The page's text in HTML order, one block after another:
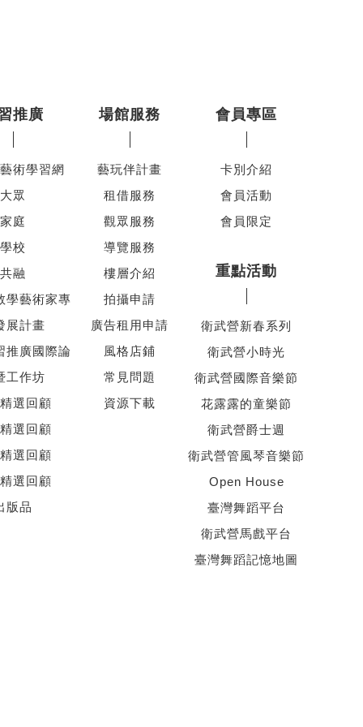
推廣
術學習網
大眾
家庭
學校
共融
學藝術家專
展計畫
推廣國際論
工作坊
選回顧
選回顧
選回顧
選回顧
版品
場館服務
藝玩伴計畫
租借服務
觀眾服務
導覽服務
樓層介紹
拍攝申請
廣告租用申請
風格店鋪
常見問題
資源下載
會員專區
卡別介紹
會員活動
會員限定
重點活動
衛武營新春系列
衛武營小時光
衛武營國際音樂節
花露露的童樂節
衛武營爵士週
衛武營管風琴音樂節
Open House
臺灣舞蹈平台
衛武營馬戲平台
臺灣舞蹈記憶地圖